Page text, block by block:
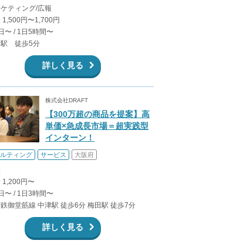
ティング/広報
1,500円〜1,700円
〜 / 1日5時間〜
駅 徒歩5分
詳しく見る
株式会社DRAFT
【300万超の商品を提案】高
単価×急成長市場＝超実践型
インターン！
ティング サービス 大阪府
1,200円〜
〜 / 1日3時間〜
御堂筋線 中津駅 徒歩6分 梅田駅 徒歩7分
詳しく見る